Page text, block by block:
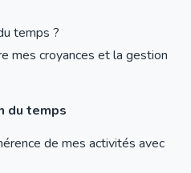
temps ?
mes croyances et la gestion
du temps
de mes activités avec